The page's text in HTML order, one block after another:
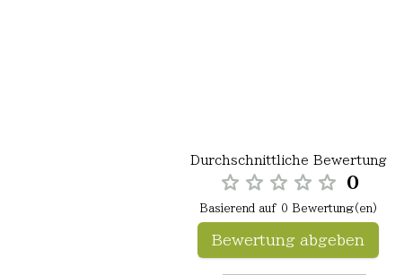
Durchschnittliche Bewertung
0
Basierend auf 0 Bewertung(en)
Bewertung abgeben